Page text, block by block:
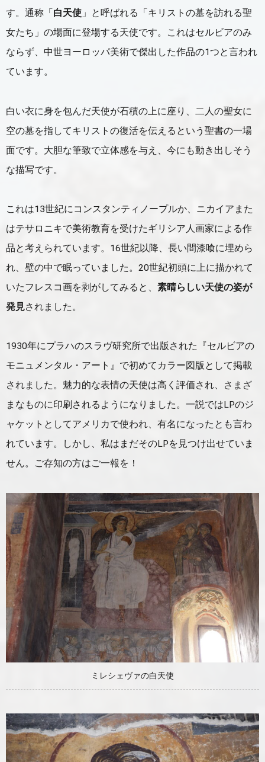
す。通称「 白天使 」と呼ばれる「キリストの墓を訪れる聖
女たち」の場面に登場する天使です。これはセルビアのみ
ならず、中世ヨーロッパ美術で傑出した作品の1つと言われ
ています。
白い衣に身を包んだ天使が石積の上に座り、二人の聖女に
空の墓を指してキリストの復活を伝えるという聖書の一場
面です。大胆な筆致で立体感を与え、今にも動き出しそう
な描写です。
これは13世紀にコンスタンティノープルか、ニカイアまた
はテサロニキで美術教育を受けたギリシア人画家による作
品と考えられています。16世紀以降、長い間漆喰に埋めら
れ、壁の中で眠っていました。20世紀初頭に上に描かれて
いたフレスコ画を剥がしてみると、 素晴らしい天使の姿が
発見されました。
1930年にプラハのスラヴ研究所で出版された『セルビアの
モニュメンタル・アート』で初めてカラー図版として掲載
されました。魅力的な表情の天使は高く評価され、さまざ
まなものに印刷されるようになりました。一説ではLPのジ
ャケットとしてアメリカで使われ、有名になったとも言わ
れています。しかし、私はまだそのLPを見つけ出せていま
せん。ご存知の方はご一報を！
ミレシェヴァの白天使